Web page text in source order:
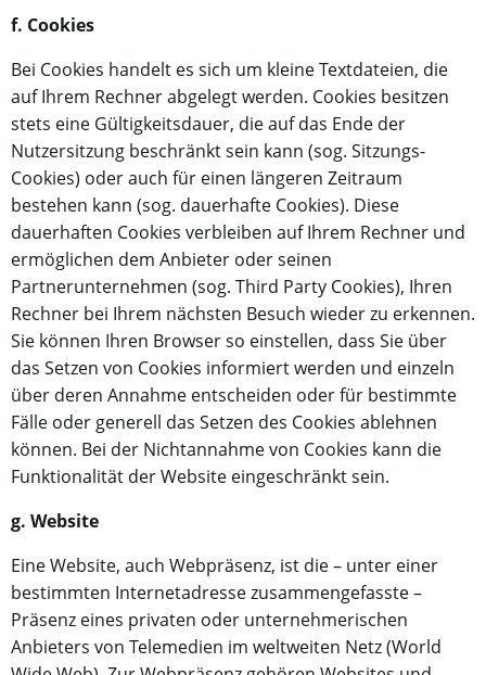
f. Cookies
Bei Cookies handelt es sich um kleine Textdateien, die
auf Ihrem Rechner abgelegt werden. Cookies besitzen
stets eine Gültigkeitsdauer, die auf das Ende der
Nutzersitzung beschränkt sein kann (sog. Sitzungs-
Cookies) oder auch für einen längeren Zeitraum
bestehen kann (sog. dauerhafte Cookies). Diese
dauerhaften Cookies verbleiben auf Ihrem Rechner und
ermöglichen dem Anbieter oder seinen
Partnerunternehmen (sog. Third Party Cookies), Ihren
Rechner bei Ihrem nächsten Besuch wieder zu erkennen.
Sie können Ihren Browser so einstellen, dass Sie über
das Setzen von Cookies informiert werden und einzeln
über deren Annahme entscheiden oder für bestimmte
Fälle oder generell das Setzen des Cookies ablehnen
können. Bei der Nichtannahme von Cookies kann die
Funktionalität der Website eingeschränkt sein.
g. Website
Eine Website, auch Webpräsenz, ist die – unter einer
bestimmten Internetadresse zusammengefasste –
Präsenz eines privaten oder unternehmerischen
Anbieters von Telemedien im weltweiten Netz (World